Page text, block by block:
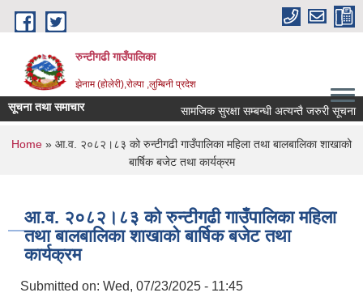
Skip to main content
रुन्टीगढी गाउँपालिका
झेनाम (होलेरी),रोल्पा ,लुम्बिनी प्रदेश
सूचना तथा समाचार सामजिक सुरक्षा सम्बन्धी अत्यन्तै जरुरी सूचना ।
You are here
Home » आ.व. २०८२।८३ को रुन्टीगढी गाउँपालिका महिला तथा बालबालिका शाखाको
बार्षिक बजेट तथा कार्यक्रम
आ.व. २०८२।८३ को रुन्टीगढी गाउँपालिका महिला
तथा बालबालिका शाखाको बार्षिक बजेट तथा
कार्यक्रम
Submitted on: Wed, 07/23/2025 - 11:45